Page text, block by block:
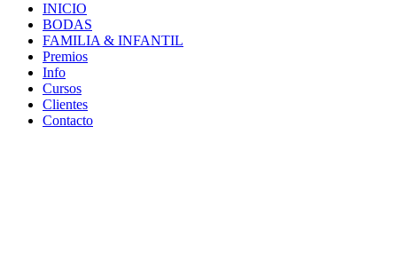
INICIO
BODAS
FAMILIA & INFANTIL
Premios
Info
Cursos
Clientes
Contacto